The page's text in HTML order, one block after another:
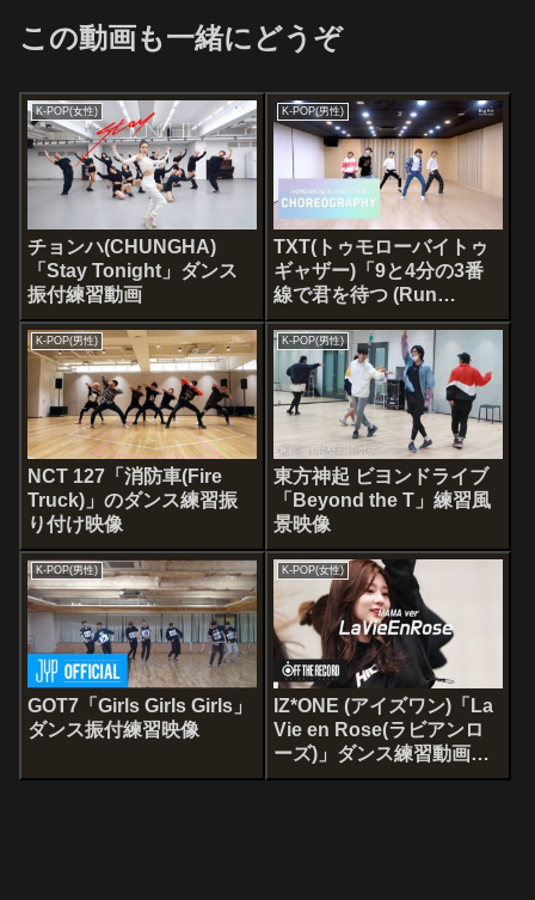
この動画も一緒にどうぞ
K-POP(女性)
チョンハ(CHUNGHA)
「Stay Tonight」ダンス
振付練習動画
K-POP(男性)
TXT(トゥモローバイトゥ
ギャザー)「9と4分の3番
線で君を待つ (Run
Away)」ダンス練習映像
K-POP(男性)
NCT 127「消防車(Fire
Truck)」のダンス練習振
り付け映像
K-POP(男性)
東方神起 ビヨンドライブ
「Beyond the T」練習風
景映像
K-POP(男性)
GOT7「Girls Girls Girls」
ダンス振付練習映像
K-POP(女性)
IZ*ONE (アイズワン)「La
Vie en Rose(ラビアンロ
ーズ)」ダンス練習動画
2018年MAMAバージョン